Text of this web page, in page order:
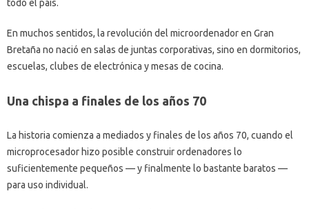
todo el país.
En muchos sentidos, la revolución del microordenador en Gran
Bretaña no nació en salas de juntas corporativas, sino en dormitorios,
escuelas, clubes de electrónica y mesas de cocina.
Una chispa a finales de los años 70
La historia comienza a mediados y finales de los años 70, cuando el
microprocesador hizo posible construir ordenadores lo
suficientemente pequeños — y finalmente lo bastante baratos —
para uso individual.